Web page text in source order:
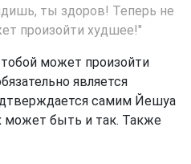
ты здоров! Теперь не
произойти худшее!"
может произойти
является
самим Йешуа
может быть и так. Также